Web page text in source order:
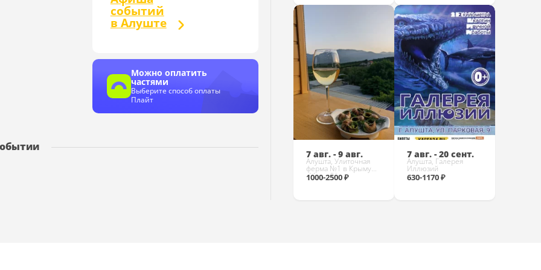
событий
в Алуште
Можно оплатить
частями
Выберите способ оплаты
Плайт
Купить
7 авг. - 9 авг.
Алушта, Улиточная
ферма №1 в Крыму
«Мама Дёма»
1000-2500 ₽
7 авг. - 20 сент.
Алушта, Галерея
Иллюзий
630-1170 ₽